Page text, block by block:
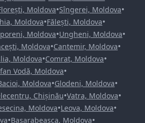
Moldova•Sîngerei, Moldova•
Moldova•Fălești, Moldova•
Moldova•Ungheni, Moldova•
Moldova•Cantemir, Moldova•
Moldova•Comrat, Moldova•
Vodă, Moldova•
Moldova•Glodeni, Moldova•
Chișinău•Vatra, Moldova•
Moldova•Leova, Moldova•
•Basarabeasca, Moldova•